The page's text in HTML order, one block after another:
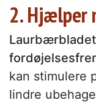
2. Hjælper
Laurbærbladet
kan stimulere
lindre